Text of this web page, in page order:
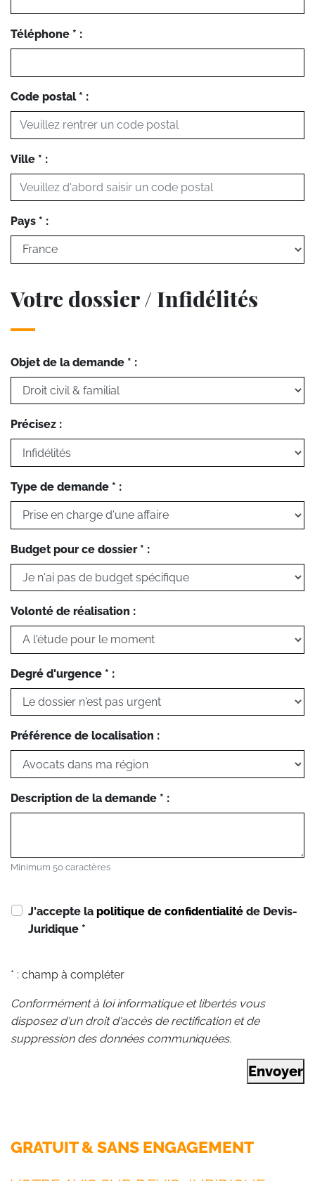
Téléphone * :
Code postal * :
Ville * :
Pays * :
Votre dossier / Infidélités
Objet de la demande * :
Précisez :
Type de demande * :
Budget pour ce dossier * :
Volonté de réalisation :
Degré d'urgence * :
Préférence de localisation :
Description de la demande * :
Minimum 50 caractères
J'accepte la politique de confidentialité de Devis-
Juridique *
* : champ à compléter
Conformément à loi informatique et libertés vous
disposez d'un droit d'accès de rectification et de
suppression des données communiquées.
Envoyer
GRATUIT & SANS ENGAGEMENT